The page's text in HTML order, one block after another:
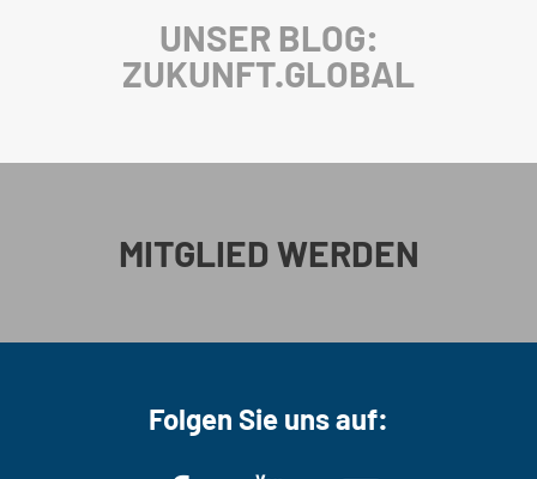
UNSER BLOG:
ZUKUNFT.GLOBAL
MITGLIED WERDEN
Folgen Sie uns auf: